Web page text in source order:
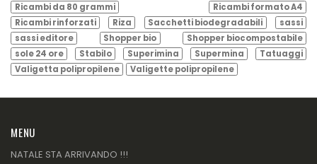
Ricambi da 80 grammi
Ricambi formato A4
Ricambi rinforzati
Riza Sacchetti biodegradabili
sassi
sassi editore
Shopper bio
Shopper biocompostabile
sole 24 ore
Stabilo Superimina Supermina
Tatuaggi
Valigetta polipropilene
Valigette polipropilene
MENU
NATALE STA ARRIVANDO !!!